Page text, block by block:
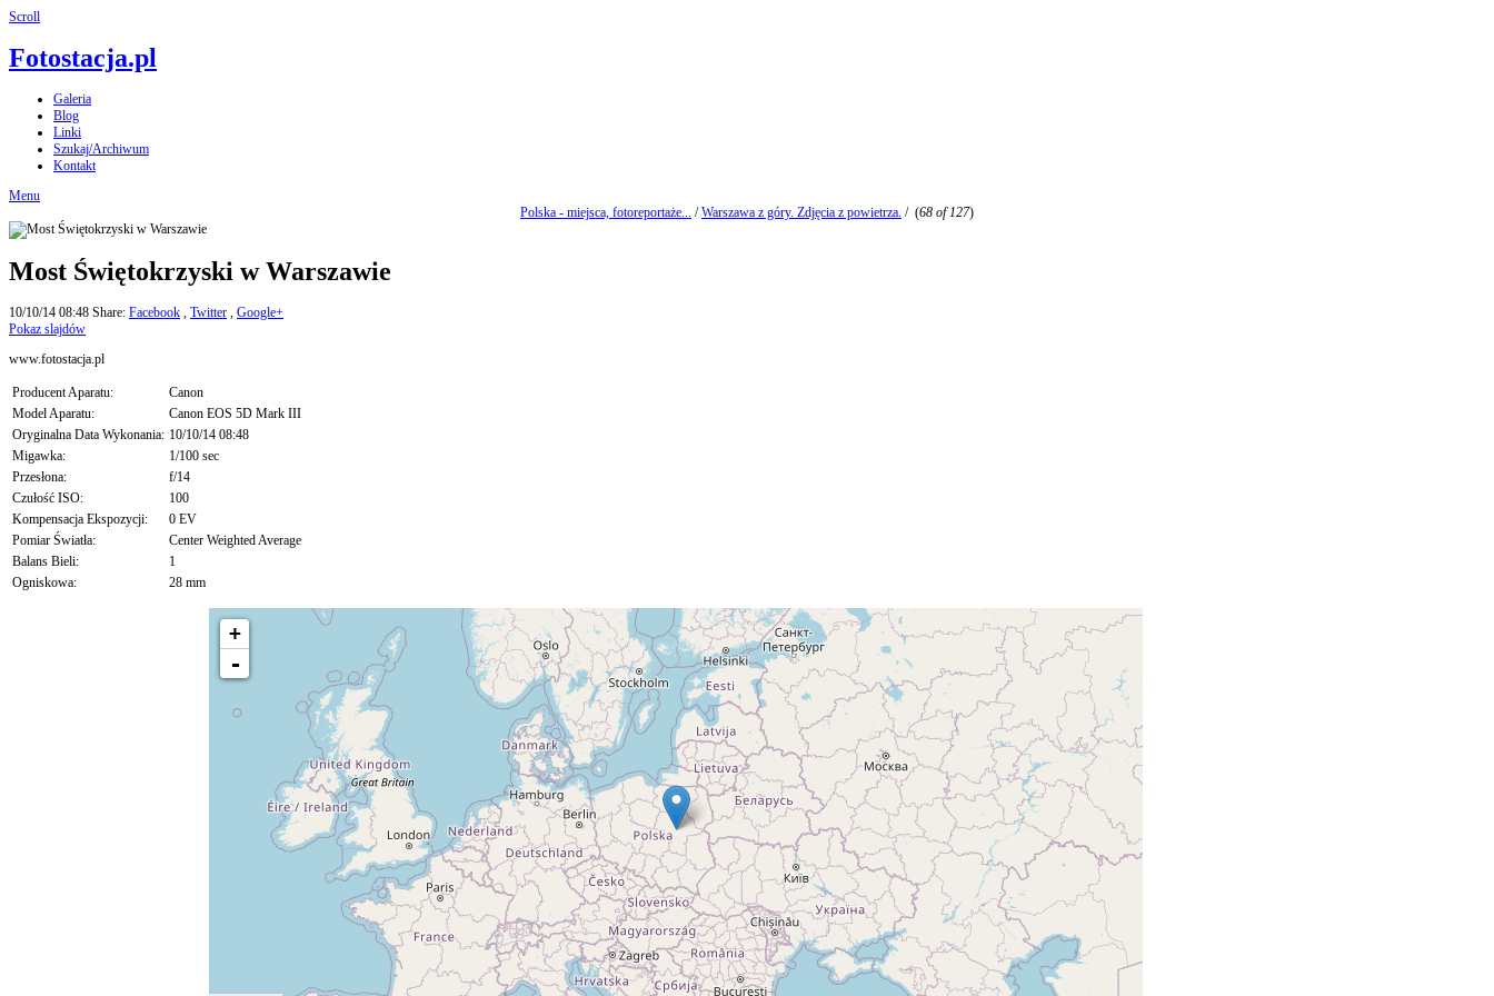
Scroll
Fotostacja.pl
Galeria
Blog
Linki
Szukaj/Archiwum
Kontakt
Menu
Polska - miejsca, fotoreportaże... /Warszawa z góry. Zdjęcia z powietrza. / (68 of 127)
Most Świętokrzyski w Warszawie
10/10/14 08:48 Share: Facebook , Twitter , Google+
Pokaz slajdów
www.fotostacja.pl
Producent Aparatu:
Canon
Model Aparatu:
Canon EOS 5D Mark III
Oryginalna Data Wykonania: 10/10/14 08:48
Migawka:
1/100 sec
Przesłona:
f/14
Czułość ISO:
100
Kompensacja Ekspozycji:
0 EV
Pomiar Światła:
Center Weighted Average
Balans Bieli:
1
Ogniskowa:
28 mm
+
-